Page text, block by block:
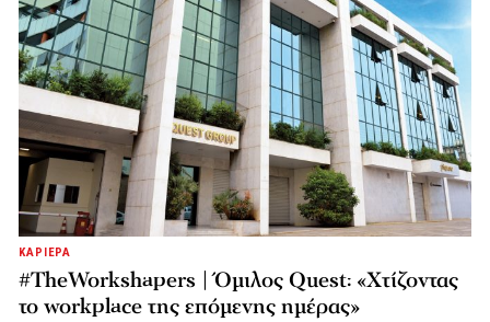
ΚΑΡΙΕΡΑ
#TheWorkshapers | Όμιλος Quest: «Χτίζοντας
το workplace της επόμενης ημέρας»